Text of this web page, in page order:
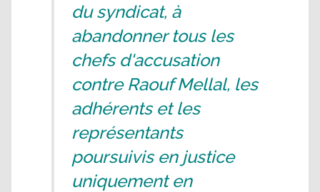
du syndicat, à
abandonner tous les
chefs d'accusation
contre Raouf Mellal, les
adhérents et les
représentants
poursuivis en justice
uniquement en